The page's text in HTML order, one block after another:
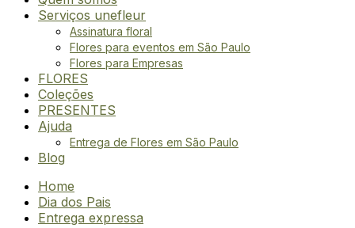
Serviços unefleur
Assinatura floral
Flores para eventos em São Paulo
Flores para Empresas
FLORES
Coleções
PRESENTES
Ajuda
Entrega de Flores em São Paulo
Blog
Home
Dia dos Pais
Entrega expressa